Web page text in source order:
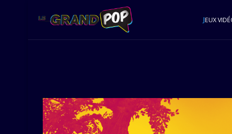
JEUX